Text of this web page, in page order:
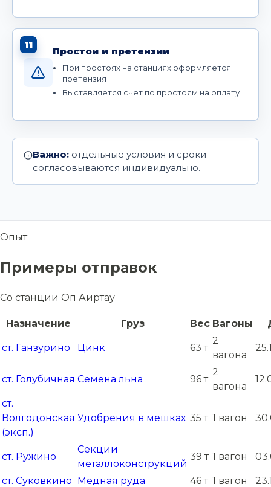
11
Простои и претензии
При простоях на станциях оформляется
претензия
Выставляется счет по простоям на оплату
Важно: отдельные условия и сроки
согласовываются индивидуально.
Опыт
Примеры отправок
Со станции Оп Аиртау
Назначение Груз Вес Вагоны
ст. Ганзурино Цинк 63 т
2
вагона
ст. Голубичная Семена льна 96 т
2
вагона
ст.
Волгодонская
(эксп.)
Удобрения в мешках 35 т 1 вагон
ст. Ружино
Секции
металлоконструкций
39 т 1 вагон
ст. Суковкино Медная руда 46 т 1 вагон